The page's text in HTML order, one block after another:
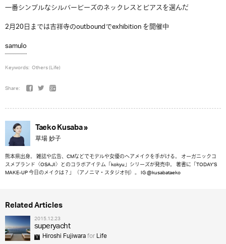
一番シンプルなシルバービーズのネックレスとピアスを選んだ
2月20日までは吉祥寺のoutboundでexhibition を開催中
samulo
Keywords: Others (Life)
Share:
Taeko Kusaba »
草場 妙子
熊本県出身。 雑誌や広告、CMなどでモデルや女優のヘアメイクを手がける。 オーガニックコ
スメブランド〈OSAJI〉とのコラボアイテム「kokyu」シリーズが発売中。 著書に「TODAY’S
MAKE-UP 今日のメイクは？」（アノニマ・スタジオ刊）。 IG @kusabataeko
Related Articles
2015.12.23
superyacht
Hiroshi FujiwaraforLife